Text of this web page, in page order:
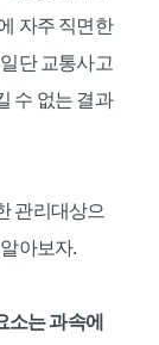
자주 직면한
단 교통사고
수 없는 결과
관리대상으
아보자.
는 과속에